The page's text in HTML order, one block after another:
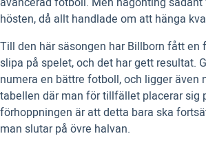
hösten, då allt handlade om att hänga
Till den här säsongen har Billborn fått en
slipa på spelet, och det har gett resultat.
numera en bättre fotboll, och ligger även
tabellen där man för tillfället placerar sig
förhoppningen är att detta bara ska
man slutar på övre halvan.